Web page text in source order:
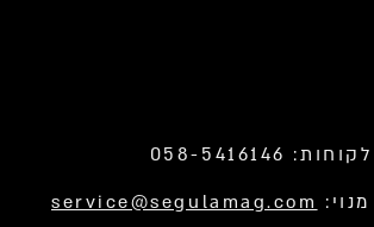
5416146
service@segulamag.com